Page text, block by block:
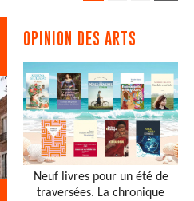
OPINION DES ARTS
Neuf livres pour un été de
traversées. La chronique